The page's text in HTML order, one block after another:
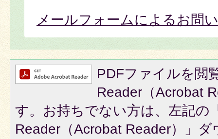
メールフォームによるお問
PDFファイルを閲
Reader（Acrobat
す。お持ちでない方は、左記の
Reader（Acrobat Reader）」